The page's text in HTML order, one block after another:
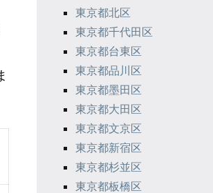
東京都北区
東京都千代田区
東京都台東区
東京都品川区
東京都墨田区
東京都大田区
東京都文京区
東京都新宿区
東京都杉並区
東京都板橋区